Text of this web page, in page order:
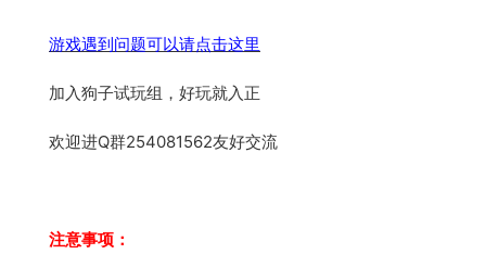
游戏遇到问题可以请点击这里
加入狗子试玩组，好玩就入正
欢迎进Q群254081562友好交流
注意事项：